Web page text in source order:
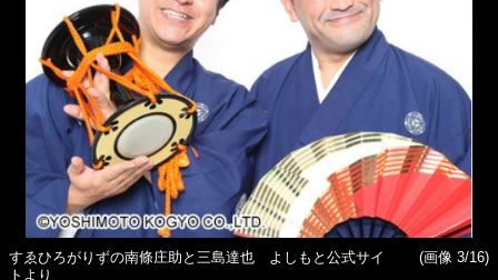
すゑひろがりずの南條庄助と三島達也 よしもと公式サイ
トより
(画像 3/16)